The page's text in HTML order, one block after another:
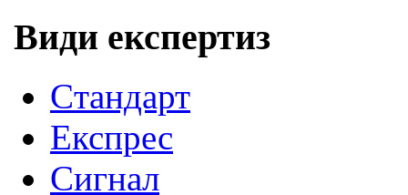
Види експертиз
Cтандарт
Експрес
Сигнал